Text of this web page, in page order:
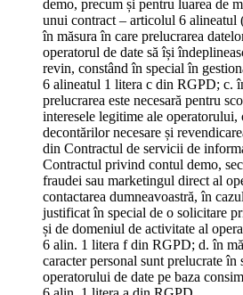
demo, precum și pentru luarea de
unui contract – articolul 6
în măsura în care prelucrarea
operatorul de date să își
revin, constând în special în
6 alineatul 1 litera c din RGPD; c.
prelucrarea este necesară pentru
interesele legitime ale operatorului,
decontărilor necesare și
din Contractul de servicii de
Contractul privind contul demo,
fraudei sau marketingul direct al
contactarea dumneavoastră, în
justificat în special de o solicitare
și de domeniul de activitate al
6 alin. 1 litera f din RGPD; d. în
caracter personal sunt prelucrate
operatorului de date pe baza